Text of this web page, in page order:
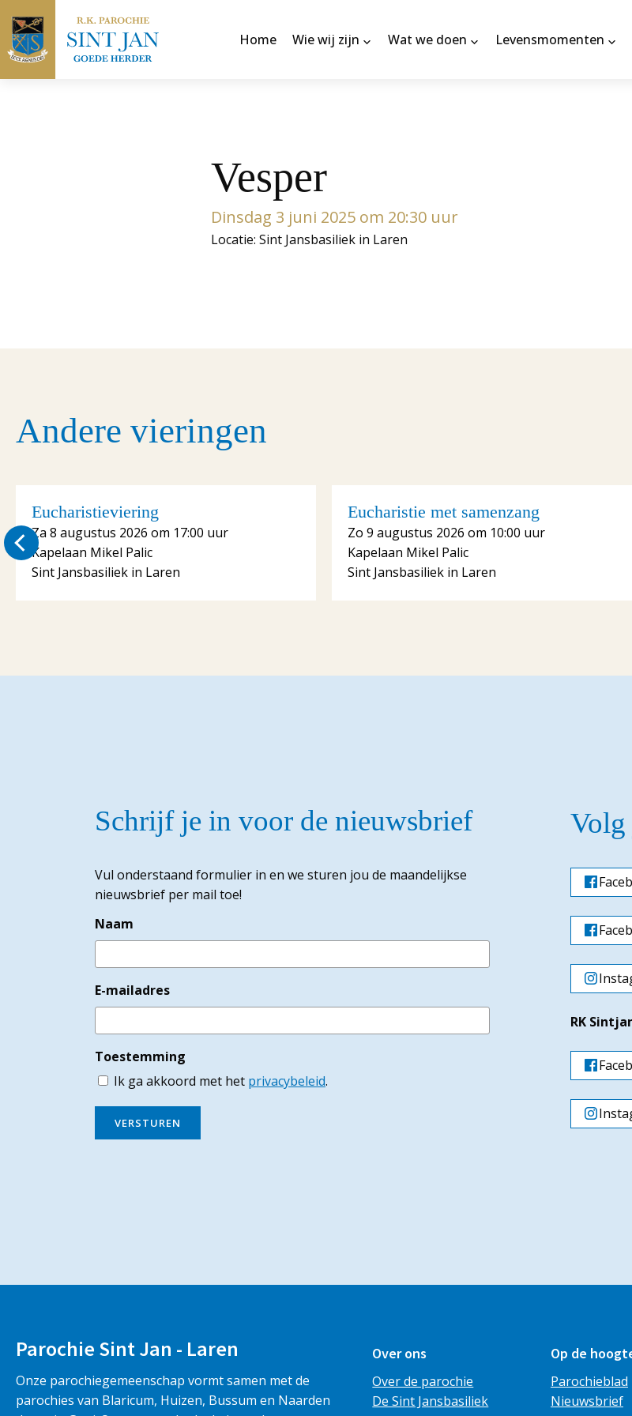
Home Wie wij zijn Wat we doen Levensmomenten
Vesper
Dinsdag 3 juni 2025 om 20:30 uur
Locatie: Sint Jansbasiliek in Laren
Andere vieringen
Eucharistieviering
Za 8 augustus 2026 om 17:00 uur
Kapelaan Mikel Palic
Sint Jansbasiliek in Laren
Eucharistie met samenzang
Zo 9 augustus 2026 om 10:00 uur
Kapelaan Mikel Palic
Sint Jansbasiliek in Laren
Schrijf je in voor de nieuwsbrief
Vul onderstaand formulier in en we sturen jou de maandelijkse
nieuwsbrief per mail toe!
Naam
E-mailadres
Toestemming
Ik ga akkoord met het privacybeleid.
VERSTUREN
Volg
RK
Parochie Sint Jan - Laren
Onze parochiegemeenschap vormt samen met de
parochies van Blaricum, Huizen, Bussum en Naarden
Over ons
Over de parochie
De Sint Jansbasiliek
Op de
Parochieblad
Nieuwsbrief